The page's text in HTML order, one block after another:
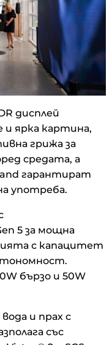
дисплей
и ярка картина,
грижа за
средата, а
гарантират
употреба.
5 за мощна
с капацитет
бързо и 50W
и прах с
със